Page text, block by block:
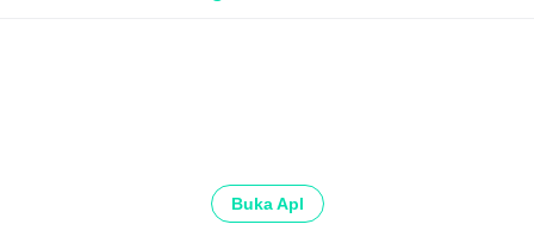
Buka Apl